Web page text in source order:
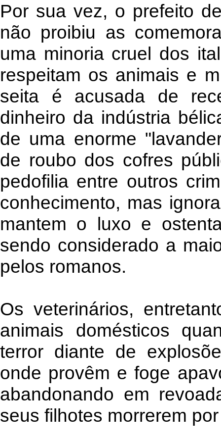
Por sua vez, o prefeito
não proibiu as
uma minoria cruel dos
respeitam os animais e
seita é acusada de
dinheiro da indústria
de uma enorme
de roubo dos cofres
pedofilia entre outros
conhecimento, mas
mantem o luxo e
sendo considerado a
pelos romanos.
Os veterinários,
animais domésticos
terror diante de
onde provêm e foge
abandonando em
seus filhotes morrerem